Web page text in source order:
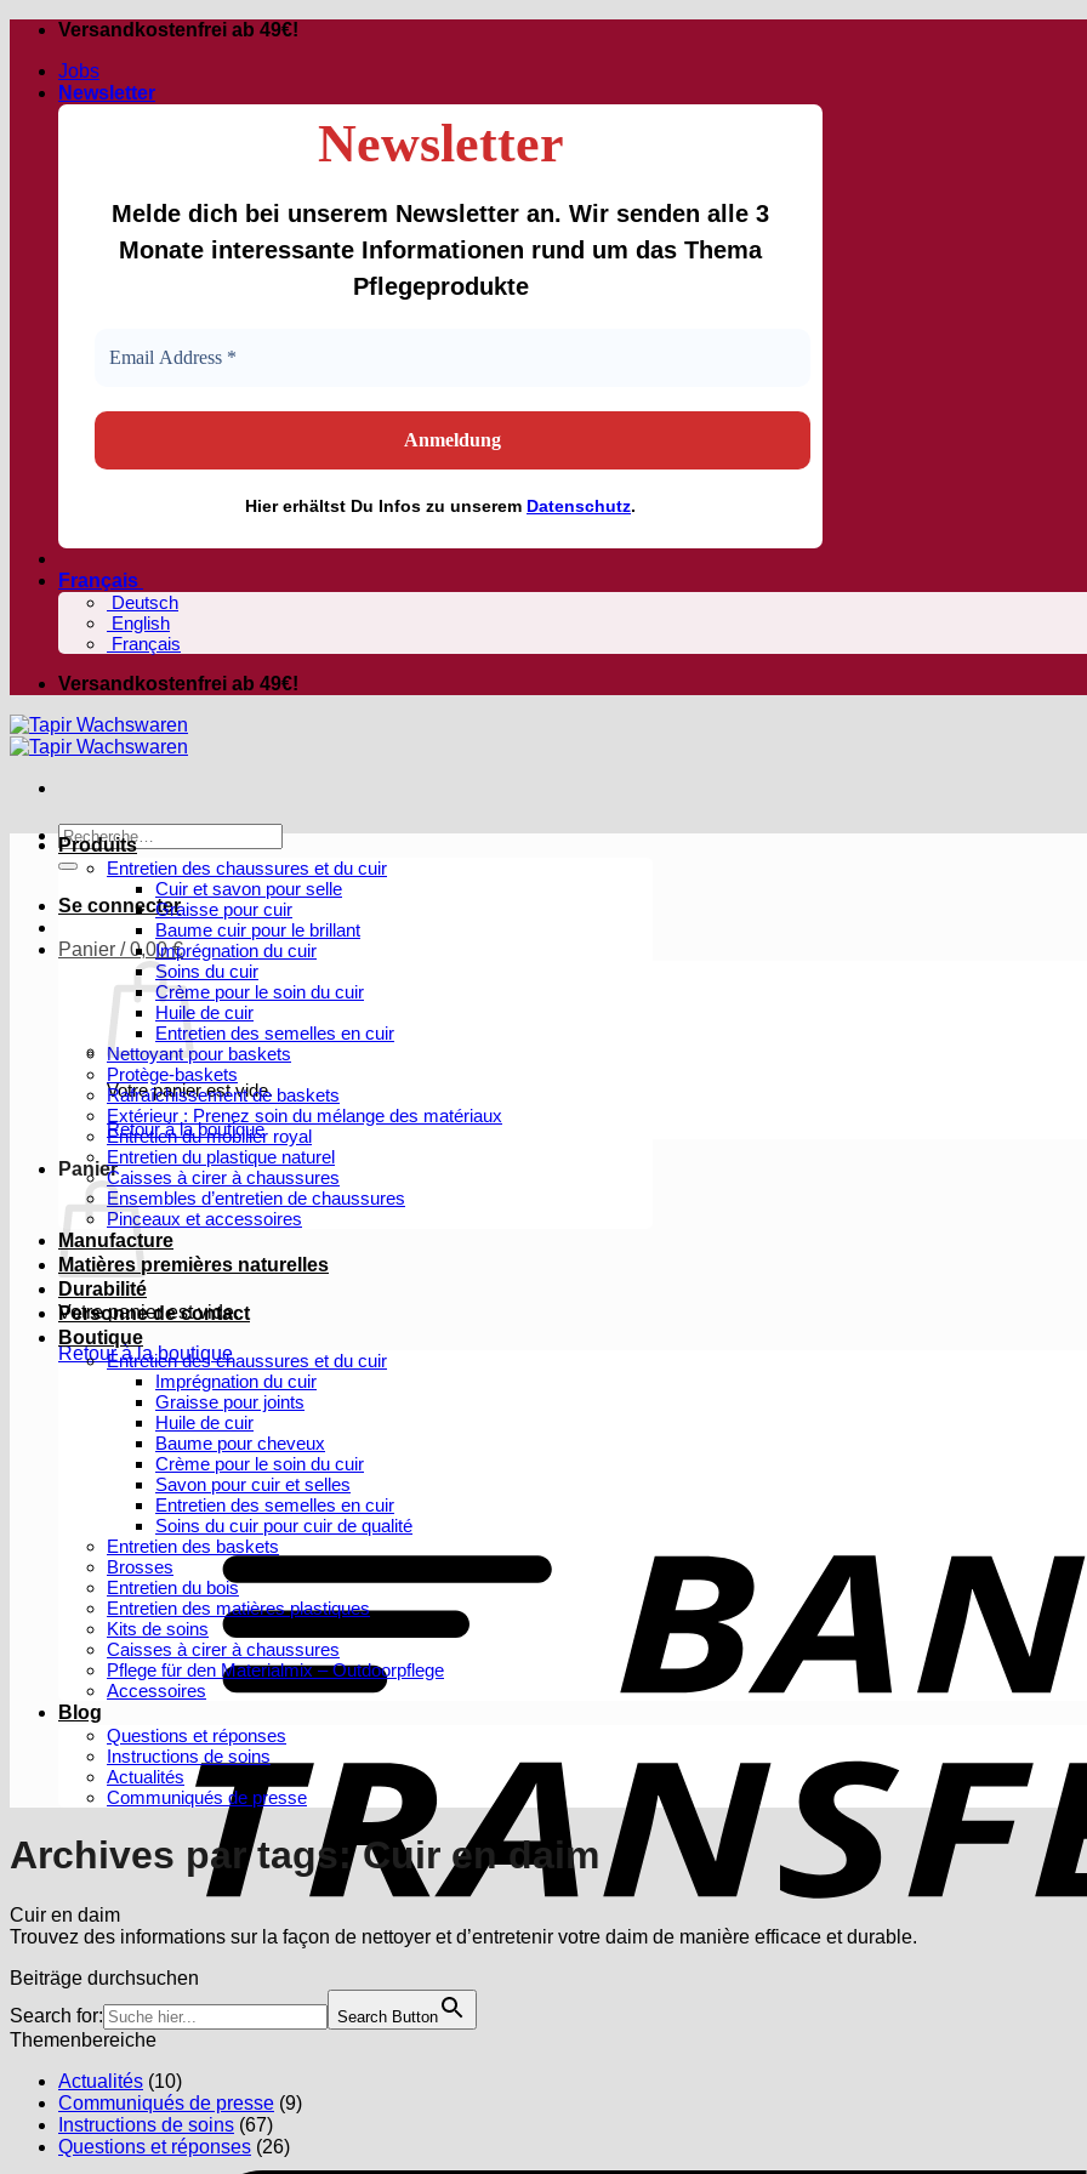
Passer
contenu
Versandkostenfrei ab 49€!
Jobs
Newsletter
Newsletter
Melde dich bei unserem Newsletter an. Wir senden alle 3
Monate interessante Informationen rund um das Thema
Pflegeprodukte
Hiererhältst Du Infos zu unserem Datenschutz.
Français
Deutsch
English
Français
Versandkostenfrei ab 49€!
Recherche
pour :
Se connecter
Panier /0,00€
Votre panier est vide.
Retour à la boutique
Panier
Votre panier est vide.
Retour à la boutique
Produits
Entretien des chaussures et du cuir
Cuir et savon pour selle
Graisse pour cuir
Baume cuir pour le brillant
Imprégnation du cuir
Soins du cuir
Crème pour le soin du cuir
Huile de cuir
Entretien des semelles en cuir
Nettoyant pour baskets
Protège-baskets
Rafraîchissement de baskets
Extérieur : Prenez soin du mélange des matériaux
Entretien du mobilier royal
Entretien du plastique naturel
Caisses à cirer à chaussures
Ensembles d’entretien de chaussures
Pinceaux et accessoires
Manufacture
Matières premières naturelles
Durabilité
Personne de contact
Boutique
Entretien des chaussures et du cuir
Imprégnation du cuir
Graisse pour joints
Huile de cuir
Baume pour cheveux
Crème pour le soin du cuir
Savon pour cuir et selles
Entretien des semelles en cuir
Soins du cuir pour cuir de qualité
Entretien des baskets
Brosses
Entretien du bois
Entretien des matières plastiques
Kits de soins
Caisses à cirer à chaussures
Pflege für den Materialmix – Outdoorpflege
Accessoires
Blog
Questions et réponses
Instructions de soins
Actualités
Communiqués de presse
Archives par tags:Cuir en daim
Cuir en daim
Trouvez des informations sur la façon de nettoyer et d’entretenir votre daim de manière efficace et durable.
Beiträge durchsuchen
Search for:
Search Button
Themenbereiche
Actualités (10)
Communiqués de presse (9)
Instructions de soins (67)
Questions et réponses (26)